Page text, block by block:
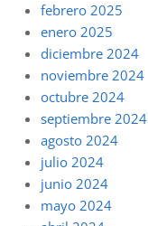
febrero 2025
enero 2025
diciembre 2024
noviembre 2024
octubre 2024
septiembre 2024
agosto 2024
julio 2024
junio 2024
mayo 2024